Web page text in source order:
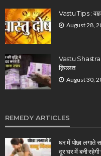
Vastu Tips :
August 28,
Vastu Shastra :
क़िल्लत
August 30,
REMEDY ARTICLES
घर में पोछा लगाते
दूर घर में बनी